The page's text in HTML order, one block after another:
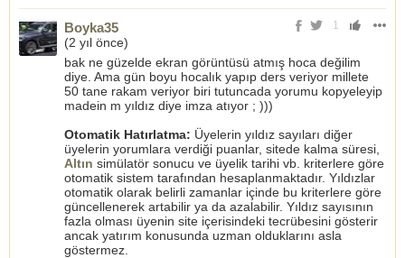
1
Boyka35
(2 yıl önce)
bak ne güzelde ekran görüntüsü atmış hoca değilim
diye. Ama gün boyu hocalık yapıp ders veriyor millete
50 tane rakam veriyor biri tutuncada yorumu kopyeleyip
madein m yıldız diye imza atıyor ; )))
Otomatik Hatırlatma: Üyelerin yıldız sayıları diğer
üyelerin yorumlara verdiği puanlar, sitede kalma süresi,
Altın simülatör sonucu ve üyelik tarihi vb. kriterlere göre
otomatik sistem tarafından hesaplanmaktadır. Yıldızlar
otomatik olarak belirli zamanlar içinde bu kriterlere göre
güncellenerek artabilir ya da azalabilir. Yıldız sayısının
fazla olması üyenin site içerisindeki tecrübesini gösterir
ancak yatırım konusunda uzman olduklarını asla
göstermez.